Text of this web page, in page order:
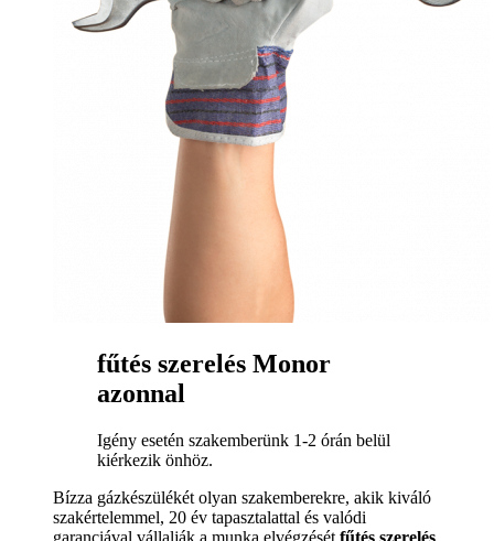
fűtés szerelés Monor
azonnal
Igény esetén szakemberünk 1-2 órán belül
kiérkezik önhöz.
Bízza gázkészülékét olyan szakemberekre, akik kiváló
szakértelemmel, 20 év tapasztalattal és valódi
garanciával vállalják a munka elvégzését fűtés szerelés